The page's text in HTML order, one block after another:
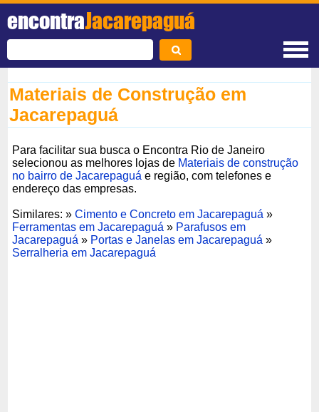
encontraJacarepaguá
Materiais de Construção em
Jacarepaguá
Para facilitar sua busca o Encontra Rio de Janeiro
selecionou as melhores lojas de Materiais de construção
no bairro de Jacarepaguá e região, com telefones e
endereço das empresas.
Similares: »Cimento e Concreto em Jacarepaguá »
Ferramentas em Jacarepaguá» Parafusos em
Jacarepaguá » Portas e Janelas em Jacarepaguá »
Serralheria em Jacarepaguá